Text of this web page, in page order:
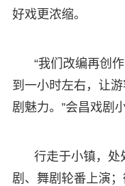
好戏更浓缩。
“我们改编再创
到一小时左右，让
剧魅力。”会昌戏剧
行走于小镇，
剧、舞剧轮番上演